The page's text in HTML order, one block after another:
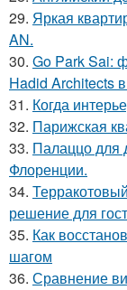
29. Яркая
AN.
30. Go Park Sai:
Hadid Architects
31. Когда
32. Парижская
33. Палаццо для
Флоренции.
34.
решение для
35. Как
шагом
36. Сравнение